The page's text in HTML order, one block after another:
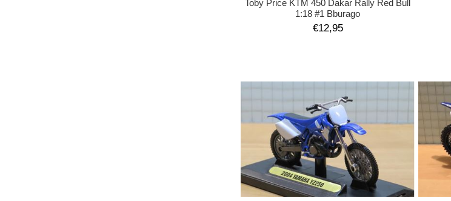
Toby Price KTM 450 Dakar Rally Red Bull
1:18 #1 Bburago
€12,95